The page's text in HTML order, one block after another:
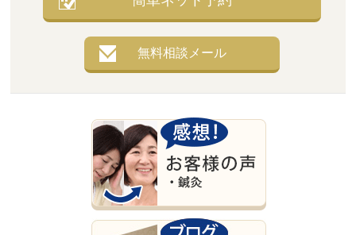
無料相談メール